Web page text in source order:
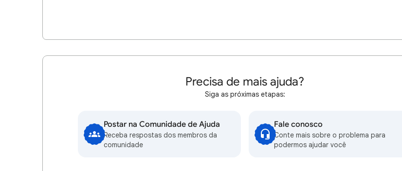
Precisa de mais ajuda?
Siga as próximas etapas:
Postar na Comunidade de Ajuda
Receba respostas dos membros da
comunidade
Fale conosco
Conte mais sobre o problema para
podermos ajudar você